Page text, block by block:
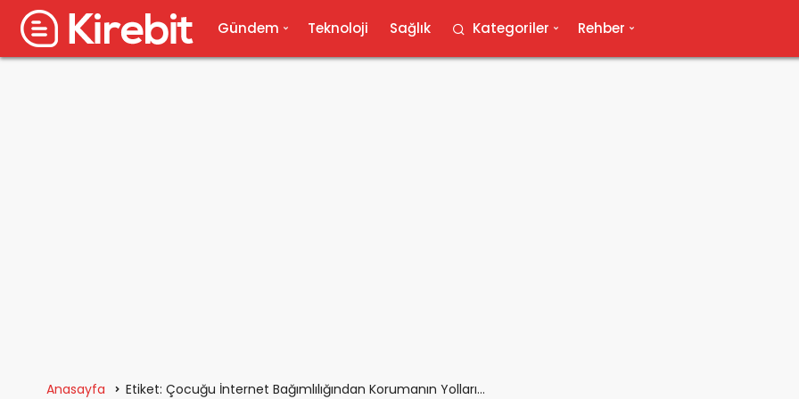
Gündem Teknoloji Sağlık Kategoriler Rehber
Anasayfa Etiket: Çocuğu İnternet Bağımlılığından Korumanın Yolları...